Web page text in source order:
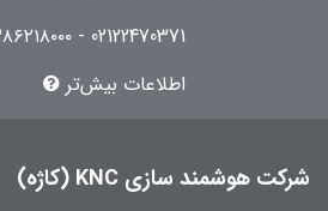
02122470371 - 09۳۸۶۲۱۸۰۰۰
اطلاعات بیش‌تر
شرکت هوشمند سازی KNC (کاژه)